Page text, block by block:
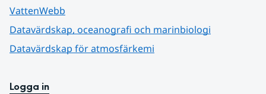
VattenWebb
Datavärdskap, oceanografi och marinbiologi
Datavärdskap för atmosfärkemi
Logga in